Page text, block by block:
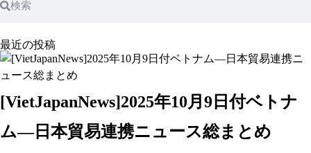
最近の投稿
[VietJapanNews]2025年10月9日付ベトナ
ム―日本貿易連携ニュース総まとめ